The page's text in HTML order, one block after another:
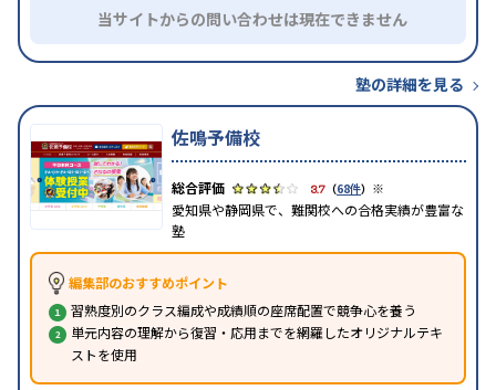
当サイトからの問い合わせは現在できません
塾の詳細を見る
佐鳴予備校
3.7 （68件） ※
愛知県や静岡県で、難関校への合格実績が豊富な
塾
編集部のおすすめポイント
習熟度別のクラス編成や成績順の座席配置で競争心を養う
単元内容の理解から復習・応用までを網羅したオリジナルテキ
ストを使用